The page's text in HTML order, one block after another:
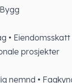
•
prosjekter
nemnd •